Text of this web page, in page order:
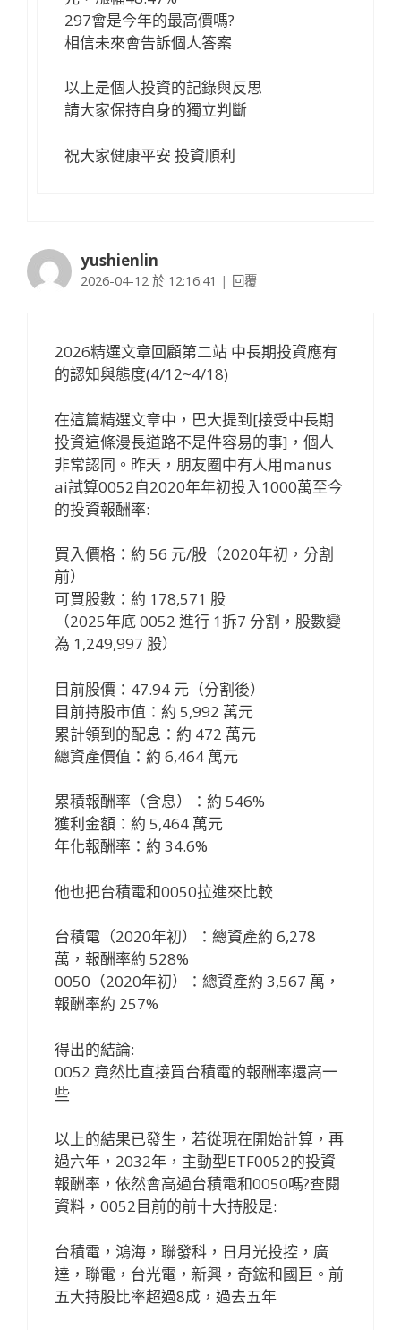
297會是今年的最高價嗎?
相信未來會告訴個人答案
以上是個人投資的記錄與反思
請大家保持自身的獨立判斷
祝大家健康平安 投資順利
yushienlin
2026-04-12 於 12:16:41 | 回覆
2026精選文章回顧第二站 中長期投資應有
的認知與態度(4/12~4/18)
在這篇精選文章中，巴大提到[接受中長期
投資這條漫長道路不是件容易的事]，個人
非常認同。昨天，朋友圈中有人用manus
ai試算0052自2020年年初投入1000萬至今
的投資報酬率:
買入價格：約 56 元/股（2020年初，分割
前）
可買股數：約 178,571 股
（2025年底 0052 進行 1拆7 分割，股數變
為 1,249,997 股）
目前股價：47.94 元（分割後）
目前持股市值：約 5,992 萬元
累計領到的配息：約 472 萬元
總資產價值：約 6,464 萬元
累積報酬率（含息）：約 546%
獲利金額：約 5,464 萬元
年化報酬率：約 34.6%
他也把台積電和0050拉進來比較
台積電（2020年初）：總資產約 6,278
萬，報酬率約 528%
0050（2020年初）：總資產約 3,567 萬，
報酬率約 257%
得出的結論:
0052 竟然比直接買台積電的報酬率還高一
些
以上的結果已發生，若從現在開始計算，再
過六年，2032年，主動型ETF0052的投資
報酬率，依然會高過台積電和0050嗎?查閱
資料，0052目前的前十大持股是:
台積電，鴻海，聯發科，日月光投控，廣
達，聯電，台光電，新興，奇鋐和國巨。前
五大持股比率超過8成，過去五年